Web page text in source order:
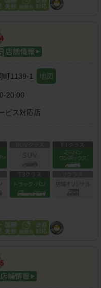
町1139-1 地図
20:00
ビス対応店